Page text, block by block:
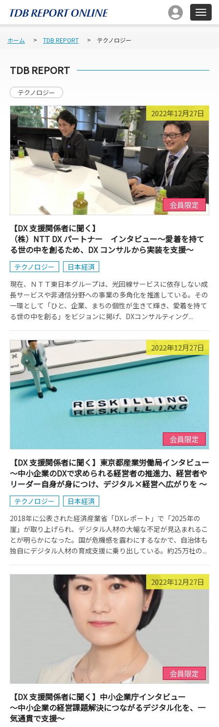
ホーム TDB REPORT テクノロジー
TDB REPORT
テクノロジー
2022年12月27日
会員限定
【DX 支援関係者に聞く】
（株）NTT DX パートナー インタビュー～愛着を持て
る世の中を創るため、DX コンサルから実装を支援～
テクノロジー
日本経済
現在、ＮＴＴ東日本グループは、光回線サービスに依存しない成
長サービスや非通信分野への事業の多角化を推進している。その
一環として「ひと、企業、まちの個性が生きて輝き、愛着を持て
る世の中を創る」をビジョンに掲げ、DXコンサルティング...
2022年12月27日
会員限定
【DX 支援関係者に聞く】東京都産業労働局インタビュー
～中小企業のDXで求められる経営者の推進力、経営者や
リーダー自身が身につけ、デジタル×経営へ広がりを ～
テクノロジー
日本経済
2018年に公表された経済産業省「DXレポート」で「2025年の
崖」が取り上げられ、デジタル人材の大幅な不足が見込まれるこ
とが明らかになった。国が危機感を露わにするなかで、自治体も
独自にデジタル人材の育成支援に乗り出している。約25万社の...
2022年12月27日
会員限定
【DX 支援関係者に聞く】中小企業庁インタビュー
～中小企業の経営課題解決につながるデジタル化を、一
気通貫で支援～